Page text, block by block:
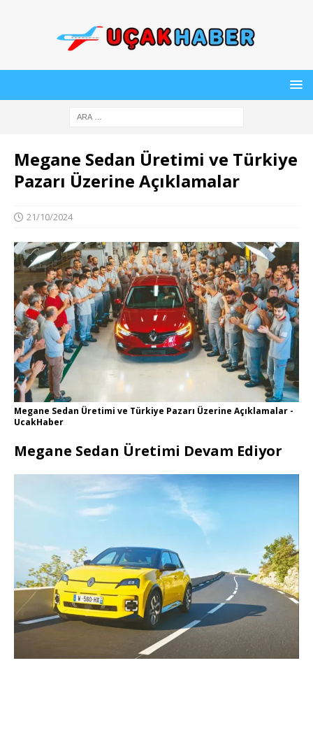
Megane Sedan Üretimi ve Türkiye
Pazarı Üzerine Açıklamalar
21/10/2024
Megane Sedan Üretimi ve Türkiye Pazarı Üzerine Açıklamalar -
UcakHaber
Megane Sedan Üretimi Devam Ediyor